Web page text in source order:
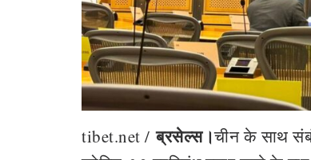
tibet.net /ब्रसेल्स।चीन के साथ